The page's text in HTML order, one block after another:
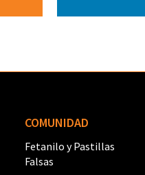
COMUNIDAD
Fetanilo y Pastillas
Falsas